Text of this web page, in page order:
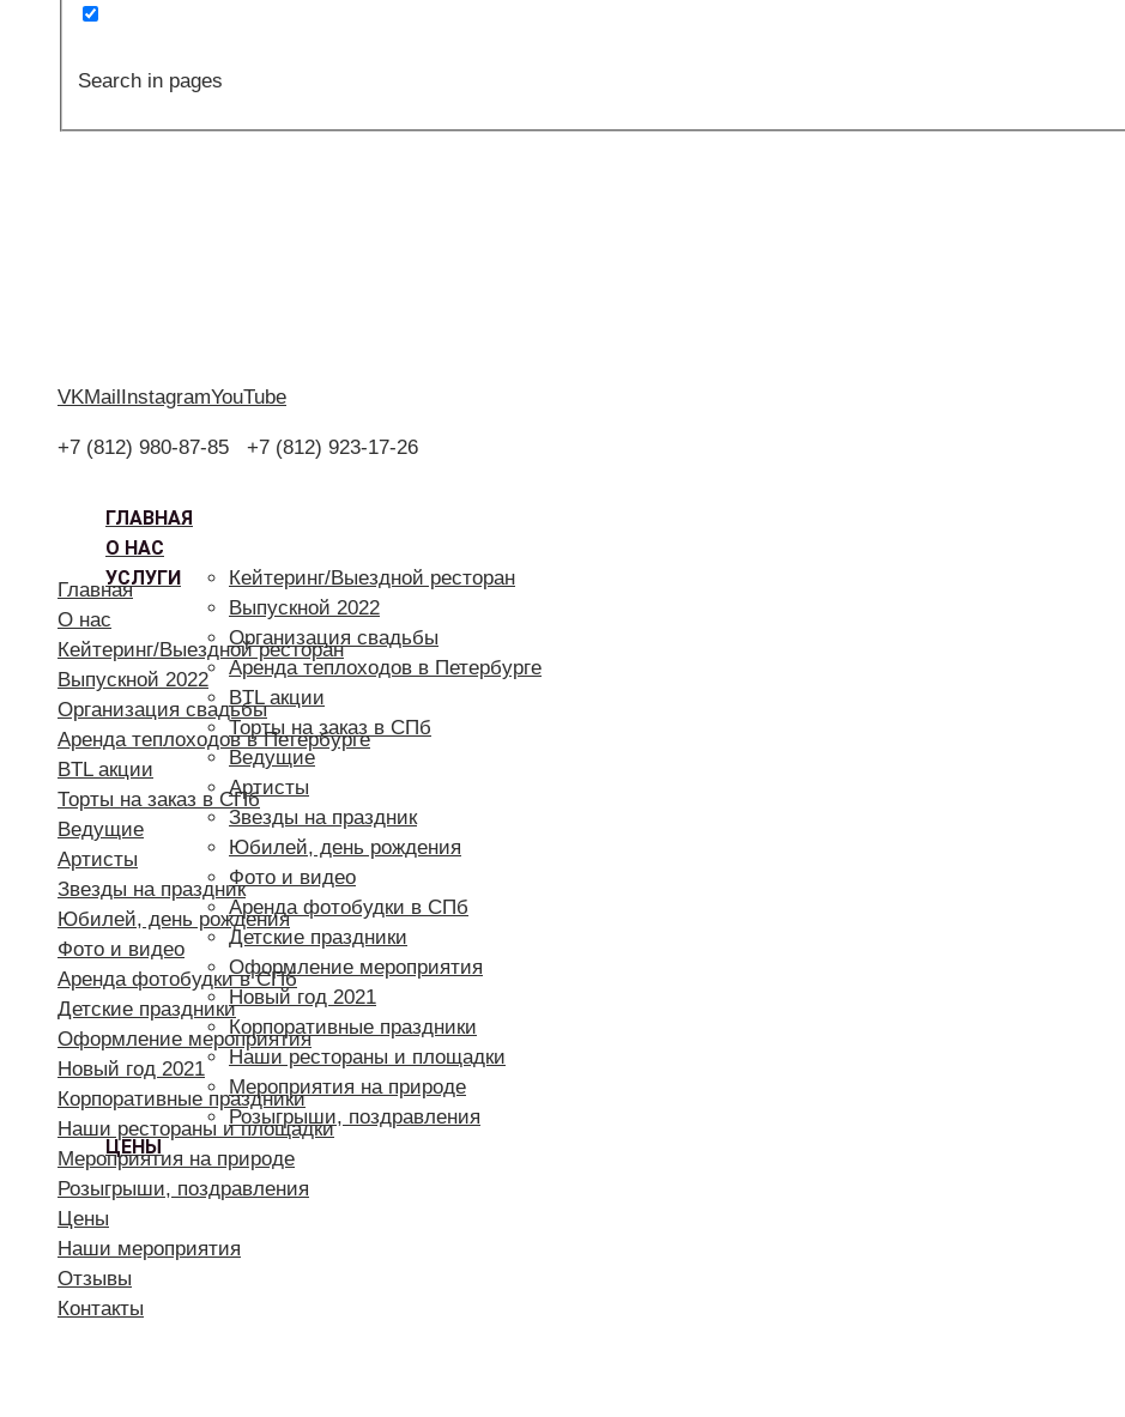
Search in pages
VKMailInstagramYouTube
+7 (812) 980-87-85 +7 (812) 923-17-26
ГЛАВНАЯ
О НАС
УСЛУГИ
Кейтеринг/Выездной ресторан
Выпускной 2022
Организация свадьбы
Аренда теплоходов в Петербурге
BTL акции
Торты на заказ в СПб
Ведущие
Артисты
Звезды на праздник
Юбилей, день рождения
Фото и видео
Аренда фотобудки в СПб
Детские праздники
Оформление мероприятия
Новый год 2021
Корпоративные праздники
Наши рестораны и площадки
Мероприятия на природе
Розыгрыши, поздравления
ЦЕНЫ
Главная
О нас
Кейтеринг/Выездной ресторан
Выпускной 2022
Организация свадьбы
Аренда теплоходов в Петербурге
BTL акции
Торты на заказ в СПб
Ведущие
Артисты
Звезды на праздник
Юбилей, день рождения
Фото и видео
Аренда фотобудки в СПб
Детские праздники
Оформление мероприятия
Новый год 2021
Корпоративные праздники
Наши рестораны и площадки
Мероприятия на природе
Розыгрыши, поздравления
Цены
Наши мероприятия
Отзывы
Контакты